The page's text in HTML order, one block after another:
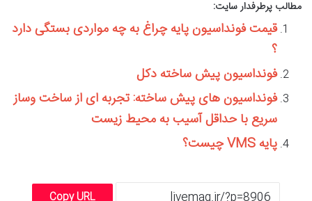
مطالب پرطرفدار سایت:
قیمت فونداسیون پایه چراغ به چه مواردی بستگی دارد
؟
فونداسیون پیش ساخته دکل
فونداسیون های پیش ساخته: تجربه ای از ساخت وساز
سریع با حداقل آسیب به محیط زیست
پایه VMS چیست؟
Copy URL